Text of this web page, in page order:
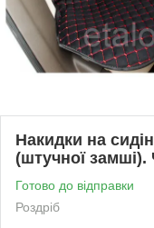
Накидки на
(штучної
Готово до відправки
Роздріб